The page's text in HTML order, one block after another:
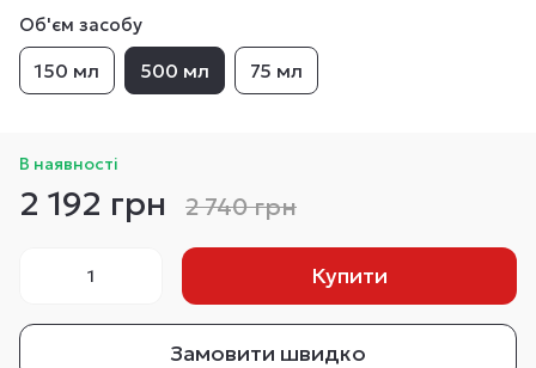
Об'єм засобу
150 мл 500 мл 75 мл
В наявності
2 192 грн 2 740 грн
Купити
Замовити швидко